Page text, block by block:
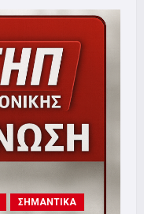
ΣΗΜΑΝΤΙΚΑ